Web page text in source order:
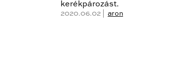
kerékpározást.
2020.06.02 | aron